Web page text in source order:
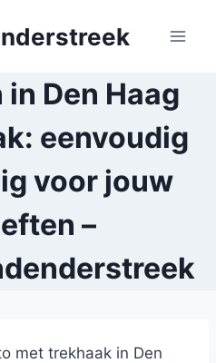
Den Haag
eenvoudig
voor jouw
–
met trekhaak in Den